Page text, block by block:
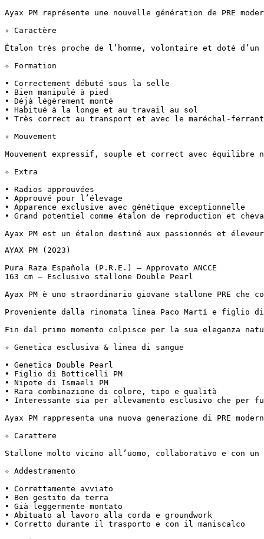
Ayax PM représente une nouvelle génération de PRE
✧ Caractère
Étalon très proche de l’homme, volontaire et doté
✧ Formation
• Correctement débuté sous la selle
• Bien manipulé à pied
• Déjà légèrement monté
• Habitué à la longe et au travail au sol
• Très correct au transport et avec le maréchal-ferrant
✧ Mouvement
Mouvement expressif, souple et correct avec
✧ Extra
• Radios approuvées
• Approuvé pour l’élevage
• Apparence exclusive avec génétique exceptionnelle
• Grand potentiel comme étalon de reproduction et
Ayax PM est un étalon destiné aux passionnés et
AYAX PM (2023)
Pura Raza Española (P.R.E.) – Approvato ANCCE
163 cm – Esclusivo stallone Double Pearl
Ayax PM è uno straordinario giovane stallone PRE
Proveniente dalla rinomata linea Paco Martí e figlio di
Fin dal primo momento colpisce per la sua eleganza
✧ Genetica esclusiva & linea di sangue
• Genetica Double Pearl
• Figlio di Botticelli PM
• Nipote di Ismaeli PM
• Rara combinazione di colore, tipo e qualità
• Interessante sia per allevamento esclusivo che per
Ayax PM rappresenta una nuova generazione di PRE
✧ Carattere
Stallone molto vicino all’uomo, collaborativo e con
✧ Addestramento
• Correttamente avviato
• Ben gestito da terra
• Già leggermente montato
• Abituato al lavoro alla corda e groundwork
• Corretto durante il trasporto e con il maniscalco